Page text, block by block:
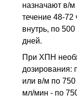
назначают в/м
течение 48-72
внутрь, по
дней.
При ХПН
дозирования:
или в/м по 750
мл/мин - по